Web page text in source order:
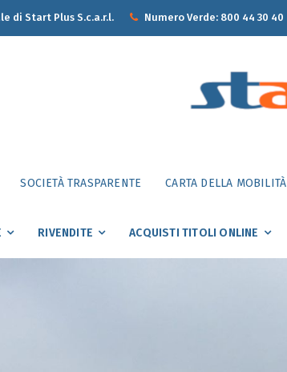
di Start Plus S.c.a.r.l. Numero Verde: 800 44 30 40
SOCIETÀ TRASPARENTE CARTA DELLA MOBILITÀ
RIVENDITE ACQUISTI TITOLI ONLINE